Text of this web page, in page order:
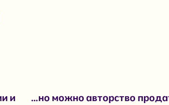
и
…но можно авторство